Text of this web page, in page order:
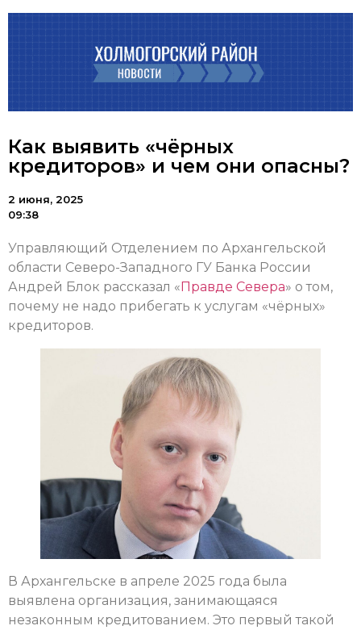
Как выявить «чёрных
кредиторов» и чем они опасны?
2 июня, 2025
09:38
Управляющий Отделением по Архангельской
области Северо-Западного ГУ Банка России
Андрей Блок рассказал «Правде Севера» о том,
почему не надо прибегать к услугам «чёрных»
кредиторов.
В Архангельске в апреле 2025 года была
выявлена организация, занимающаяся
незаконным кредитованием. Это первый такой